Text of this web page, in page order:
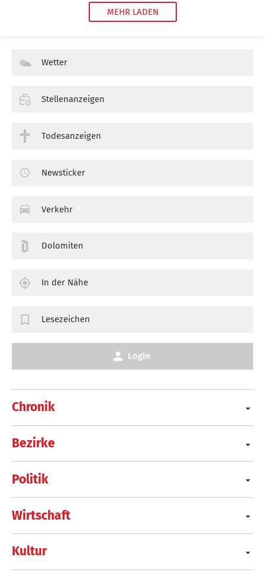
MEHR LADEN
Chronik
Bezirke
Politik
Wirtschaft
Kultur
Wetter
Stellenanzeigen
Todesanzeigen
Newsticker
Verkehr
Dolomiten
In der Nähe
Lesezeichen
Login